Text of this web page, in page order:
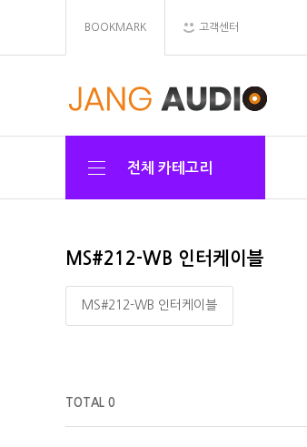
BOOKMARK 고객센터
전체 카테고리
MS#212-WB 인터케이블
MS#212-WB 인터케이블
TOTAL 0